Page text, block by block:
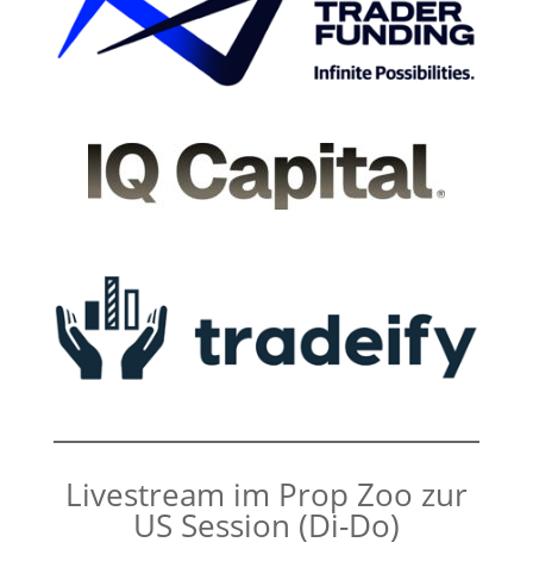
Livestream im Prop Zoo zur
US Session (Di-Do)